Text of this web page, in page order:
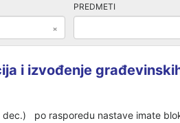
×
PREDMETI
i izvođenje
po rasporedu nastave imate